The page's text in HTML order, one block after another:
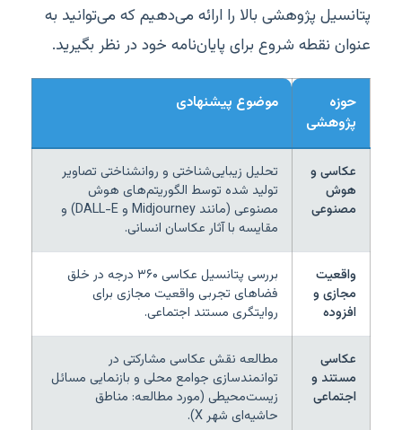
پتانسیل پژوهشی بالا را ارائه می‌دهیم که می‌توانید به
عنوان نقطه شروع برای پایان‌نامه خود در نظر بگیرید.
حوزه
پژوهشی
موضوع پیشنهادی
عکاسی و
هوش
مصنوعی
تحلیل زیبایی‌شناختی و روانشناختی تصاویر
تولید شده توسط الگوریتم‌های هوش
مصنوعی (مانند Midjourney و DALL-E) و
مقایسه با آثار عکاسان انسانی.
واقعیت
مجازی و
افزوده
بررسی پتانسیل عکاسی ۳۶۰ درجه در خلق
فضاهای تجربی واقعیت مجازی برای
روایتگری مستند اجتماعی.
عکاسی
مستند و
اجتماعی
مطالعه نقش عکاسی مشارکتی در
توانمندسازی جوامع محلی و بازنمایی مسائل
زیست‌محیطی (مورد مطالعه: مناطق
حاشیه‌ای شهر X).